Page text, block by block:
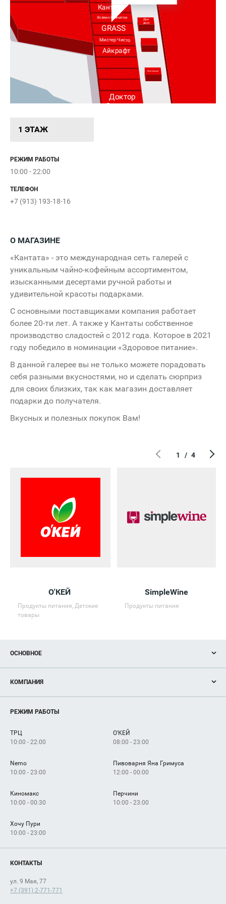
1 ЭТАЖ
РЕЖИМ РАБОТЫ
10:00 - 22:00
ТЕЛЕФОН
+7 (913) 193-18-16
Мастерская
Дую
дым
Хозяин Камчатки
GRASS
Доктор
Столетов
Айкрафт
Мистер Чисто
Кантата
О МАГАЗИНЕ
«Кантата» - это международная сеть галерей с
уникальным чайно-кофейным ассортиментом,
изысканными десертами ручной работы и
удивительной красоты подарками.
С основными поставщиками компания работает
более 20-ти лет. А также у Кантаты собственное
производство сладостей с 2012 года. Которое в 2021
году победило в номинации «Здоровое питание».
В данной галерее вы не только можете порадовать
себя разными вкусностями, но и сделать сюрприз
для своих близких, так как магазин доставляет
подарки до получателя.
Вкусных и полезных покупок Вам!
О'КЕЙ
Продукты питания, Детские
товары
SimpleWine
Продукты питания
1 / 4
ОСНОВНОЕ
Новости
Магазины
Услуги
КОМПАНИЯ
Рекламодателям
Как добраться
РЕЖИМ РАБОТЫ
ТРЦ
10:00 - 22:00
О'КЕЙ
08:00 - 23:00
Nemo
10:00 - 23:00
Пивоварня Яна Гримуса
12:00 - 00:00
Киномакс
10:00 - 00:30
Перчини
10:00 - 23:00
Хочу Пури
10:00 - 23:00
КОНТАКТЫ
ул. 9 Мая, 77
+7 (391) 2-771-771